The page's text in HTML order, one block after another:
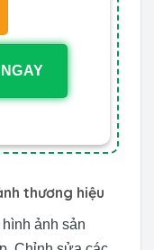
thương hiệu
ảnh sản